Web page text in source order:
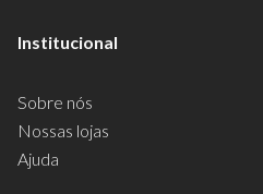
Institucional
Sobre nós
Nossas lojas
Ajuda